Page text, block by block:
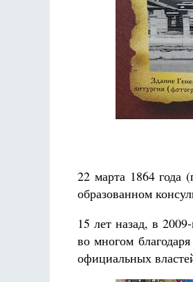
22 марта 1864
образованном
15 лет назад, в
во многом
официальных